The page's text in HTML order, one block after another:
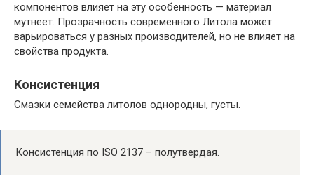
компонентов влияет на эту особенность — материал
мутнеет. Прозрачность современного Литола может
варьироваться у разных производителей, но не влияет на
свойства продукта.
Консистенция
Смазки семейства литолов однородны, густы.
Консистенция по ISO 2137 – полутвердая.